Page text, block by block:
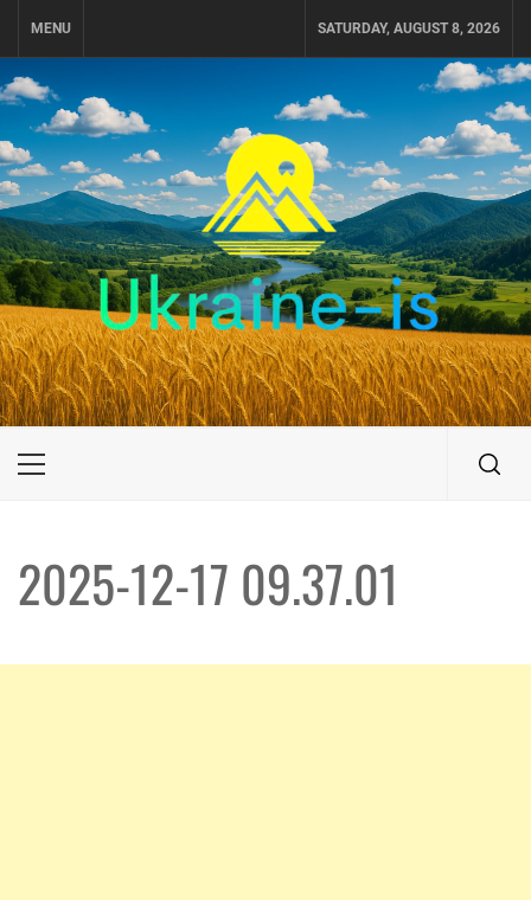
MENU SATURDAY, AUGUST 8, 2026
UKRAINE-IS
ПОДОРОЖI ПО УКРАЇНІ
Primary
2025-12-17 09.37.01